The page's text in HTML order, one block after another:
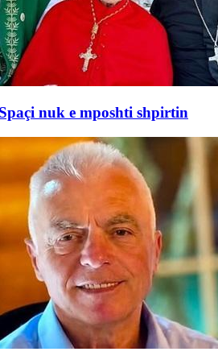
nuk e mposhti shpirtin